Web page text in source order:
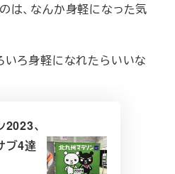
は、なんか身軽になった気
いろ身軽になれたらいいな
、
ブ4達